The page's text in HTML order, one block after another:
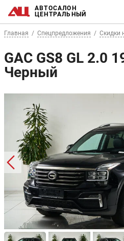
АВТОСАЛОН
ЦЕНТРАЛЬНЫЙ
Главная Спецпредложения Скидки
GAC GS8 GL 2.0
Черный